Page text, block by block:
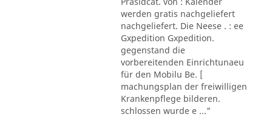
werden gratis nachgeliefert
nachgeliefert. Die Neese . : ee
Gxpedition Gxpedition.
gegenstand die
vorbereitenden Einrichtunaeu
für den Mobilu Be. [
machungsplan der freiwilligen
Krankenpflege bilderen.
schlossen wurde e ..."